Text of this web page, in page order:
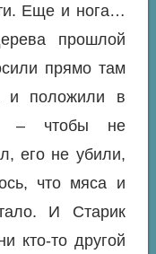
Еще и нога…
прошлой
прямо там
и положили в
– чтобы не
его не убили,
что мяса и
И Старик
кто-то другой